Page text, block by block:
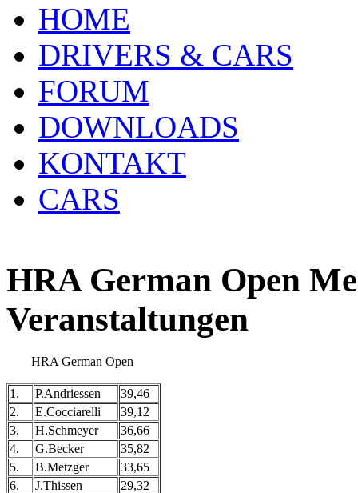
HOME
DRIVERS & CARS
FORUM
DOWNLOADS
KONTAKT
CARS
HRA German Open
Veranstaltungen
HRA German Open
1. P.Andriessen
39,46
2.
E.Cocciarelli
39,12
3.
H.Schmeyer
36,66
4.
G.Becker
35,82
5.
B.Metzger
33,65
6.
J.Thissen
29,32